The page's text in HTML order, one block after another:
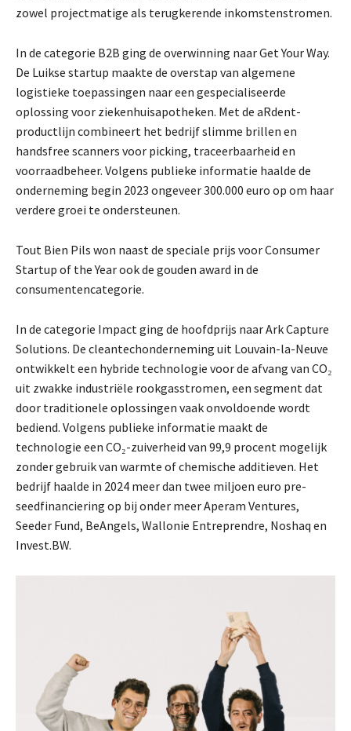
zowel projectmatige als terugkerende inkomstenstromen.
In de categorie B2B ging de overwinning naar Get Your Way.
De Luikse startup maakte de overstap van algemene
logistieke toepassingen naar een gespecialiseerde
oplossing voor ziekenhuisapotheken. Met de aRdent-
productlijn combineert het bedrijf slimme brillen en
handsfree scanners voor picking, traceerbaarheid en
voorraadbeheer. Volgens publieke informatie haalde de
onderneming begin 2023 ongeveer 300.000 euro op om haar
verdere groei te ondersteunen.
Tout Bien Pils won naast de speciale prijs voor Consumer
Startup of the Year ook de gouden award in de
consumentencategorie.
In de categorie Impact ging de hoofdprijs naar Ark Capture
Solutions. De cleantechonderneming uit Louvain-la-Neuve
ontwikkelt een hybride technologie voor de afvang van CO₂
uit zwakke industriële rookgasstromen, een segment dat
door traditionele oplossingen vaak onvoldoende wordt
bediend. Volgens publieke informatie maakt de
technologie een CO₂-zuiverheid van 99,9 procent mogelijk
zonder gebruik van warmte of chemische additieven. Het
bedrijf haalde in 2024 meer dan twee miljoen euro pre-
seedfinanciering op bij onder meer Aperam Ventures,
Seeder Fund, BeAngels, Wallonie Entreprendre, Noshaq en
Invest.BW.